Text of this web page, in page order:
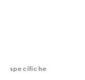
specifiche